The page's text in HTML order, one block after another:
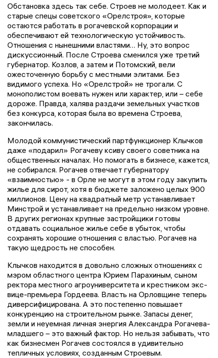
Обстановка здесь так себе. Строев не молодеет. Как и
старые спецы советского «Орелстроя», которые
остаются работать в рогачевской корпорации и
обеспечивают ей технологическую устойчивость.
Отношения с нынешними властями… Ну, это вопрос
дискуссионный. После Строева сменился уже третий
губернатор. Козлов, а затем и Потомский, вели
ожесточенную борьбу с местными элитами. Без
видимого успеха. Но «Орелстрой» не трогали. С
монополистом воевать нужен или характер, или – себе
дороже. Правда, халява раздачи земельных участков
без конкурса, которая была во времена Строева,
закончилась.
Молодой коммунистический партфункционер Клычков
даже «подарил» Рогачеву ксиву своего советника на
общественных началах. Но помогать в бизнесе, кажется,
не собирался. Рогачев отвечает губернатору
«взаимностью» - в Орле не могут в этом году закупить
жилье для сирот, хотя в бюджете заложено целых 900
миллионов. Цену на квадратный метр устанавливает
Минстрой и устанавливает на предельно низком уровне.
В других регионах крупные застройщики готовы
отдавать социальное жилье себе в убыток, чтобы
сохранять хорошие отношения с властью. Рогачев на
такую щедрость не способен.
Клычков находится в довольно сложных отношениях с
мэром областного центра Юрием Парахиным, сыном
ректора местного агроуниверситета и крестником экс-
вице-премьера Гордеева. Власть на Орловщине теперь
диверсифицирована. А это постепенно повышает
конкуренцию на строительном рынке. Запасы денег,
земли и неуемная личная энергия Александра Рогачева-
младшего – это важный фактор. Но нельзя забывать, что
как бизнесмен Рогачев состоялся в удивительно
тепличных условиях, созданным Строевым.